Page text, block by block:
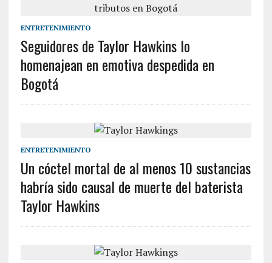
ENTRETENIMIENTO
Seguidores de Taylor Hawkins lo
homenajean en emotiva despedida en
Bogotá
ENTRETENIMIENTO
Un cóctel mortal de al menos 10 sustancias
habría sido causal de muerte del baterista
Taylor Hawkins